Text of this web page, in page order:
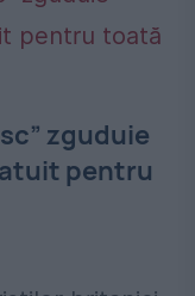
zguduie
pentru